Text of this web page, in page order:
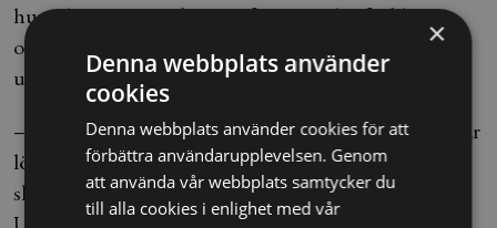
hur arbetstagaren ska göra för att ogiltigförklara
och/eller kräva skadestånd med anledning av
uppsägningen.
– Annat att ha i åtanke är att uppsägningstiden börjar
löpa från den dag som den anställda skriver på sitt
skriftliga uppsägningsbesked, säger Maria.
×
Denna webbplats använder
cookies
Denna webbplats använder cookies för att
förbättra användarupplevelsen. Genom
att använda vår webbplats samtycker du
till alla cookies i enlighet med vår